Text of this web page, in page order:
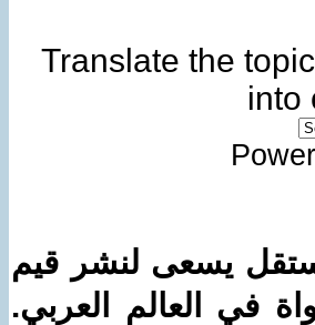
Translate the topic
into
يسعى لنشر قيم
في العالم العربي.